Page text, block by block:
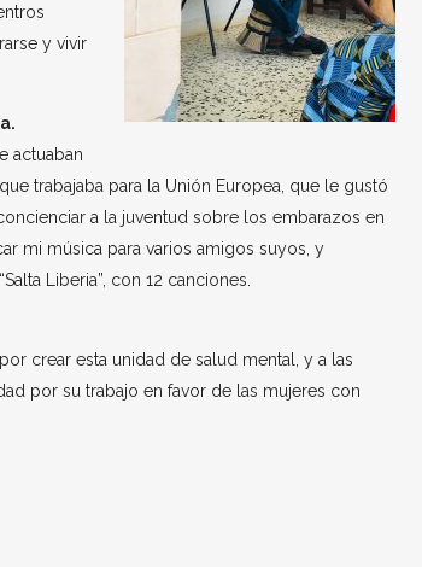
y vivir
actuaban
trabajaba para la Unión Europea, que le gustó
a la juventud sobre los embarazos en
mi música para varios amigos suyos, y
Liberia”, con 12 canciones.
crear esta unidad de salud mental, y a las
por su trabajo en favor de las mujeres con